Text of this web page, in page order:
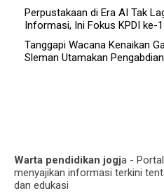
Perpustakaan di Era AI Tak
Informasi, Ini Fokus KPDI ke-
Tanggapi Wacana Kenaikan
Sleman Utamakan Pengabdian
Warta pendidikan jogja -
menyajikan informasi terkini
dan edukasi